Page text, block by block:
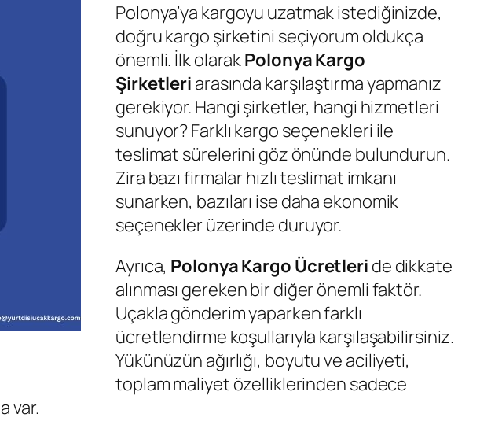
Polonya’ya kargoyu uzatmak istediğinizde,
doğru kargo şirketini seçiyorum oldukça
önemli. İlk olarakPolonya Kargo
Şirketleri arasında karşılaştırma yapmanız
gerekiyor. Hangi şirketler, hangi hizmetleri
sunuyor? Farklı kargo seçenekleri ile
teslimat sürelerini göz önünde bulundurun.
Zira bazı firmalar hızlı teslimat imkanı
sunarken, bazıları ise daha ekonomik
seçenekler üzerinde duruyor.
Ayrıca, Polonya Kargo Ücretleri de dikkate
alınması gereken bir diğer önemli faktör.
Uçakla gönderim yaparken farklı
ücretlendirme koşullarıyla karşılaşabilirsiniz.
Yükünüzün ağırlığı, boyutu ve aciliyeti,
toplam maliyet özelliklerinden sadece
var.